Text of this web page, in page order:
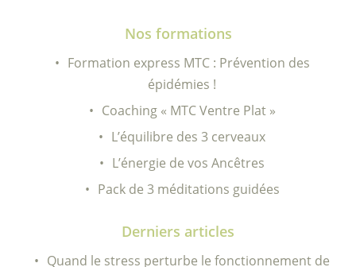
Nos formations
Formation express MTC : Prévention des
épidémies !
Coaching « MTC Ventre Plat »
L’équilibre des 3 cerveaux
L’énergie de vos Ancêtres
Pack de 3 méditations guidées
Derniers articles
Quand le stress perturbe le fonctionnement de